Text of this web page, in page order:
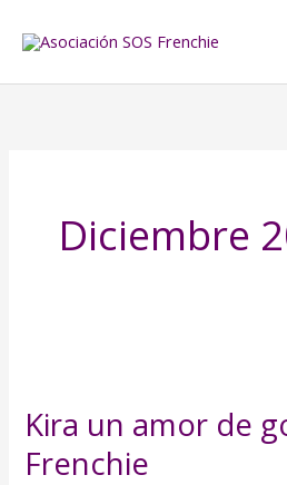
Diciembre
Kira un amor de
Frenchie
amor
de